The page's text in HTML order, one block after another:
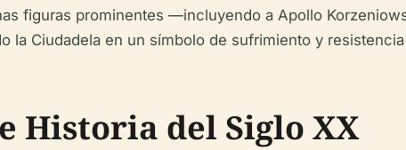
figuras prominentes —incluyendo a Apollo
la Ciudadela en un símbolo de sufrimiento y
Historia del Siglo XX